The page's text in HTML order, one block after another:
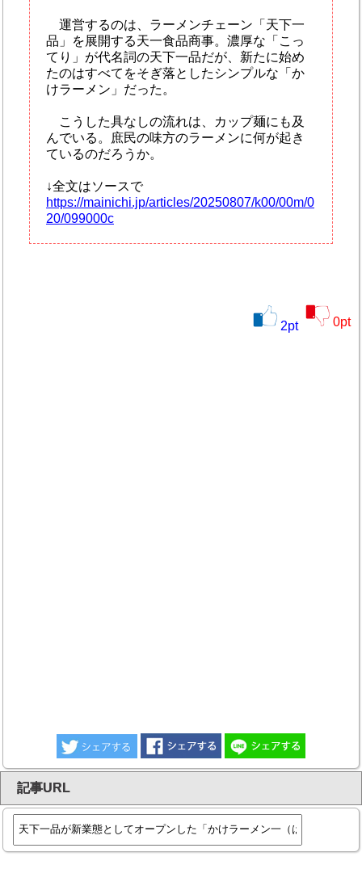
運営するのは、ラーメンチェーン「天下一
品」を展開する天一食品商事。濃厚な「こっ
てり」が代名詞の天下一品だが、新たに始め
たのはすべてをそぎ落としたシンプルな「か
けラーメン」だった。
こうした具なしの流れは、カップ麺にも及
んでいる。庶民の味方のラーメンに何が起き
ているのだろうか。
↓全文はソースで
https://mainichi.jp/articles/20250807/k00/00m/0
20/099000c
2pt 0pt
記事URL